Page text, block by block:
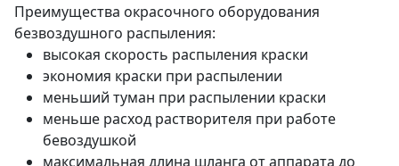
Преимущества окрасочного оборудования
безвоздушного распыления:
высокая скорость распыления краски
экономия краски при распылении
меньший туман при распылении краски
меньше расход растворителя при работе
бевоздушкой
максимальная длина шланга от аппарата до